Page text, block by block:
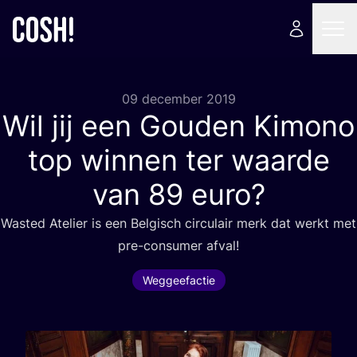
09 december 2019
Wil jij een Gouden Kimono
top winnen ter waarde
van 89 euro?
Wasted Ate­lier is een Bel­gisch cir­cu­lair merk dat werkt met
pre-con­su­mer afval!
Weggeefactie